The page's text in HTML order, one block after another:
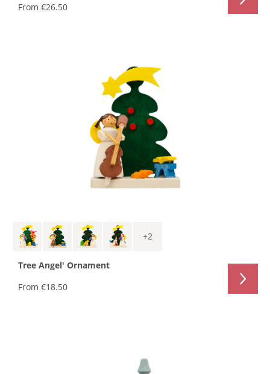
From €26.50
+2
Tree Angel' Ornament
From €18.50